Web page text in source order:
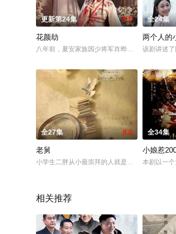
更新第24集 9.0
花颜劫
八年前，夏安家族因少将军肖晔霆的诬陷而惨
全24集
两个人的
该剧讲述
全27集 9.0
老舅
小学生二胖从小最崇拜的人就是自己的老舅，老
全34集
小娘惹
本剧以一
相关推荐